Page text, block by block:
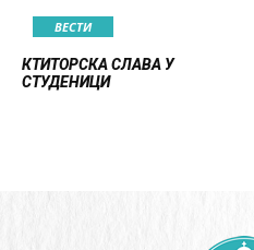
ВЕСТИ
КТИТОРСКА СЛАВА У
СТУДЕНИЦИ